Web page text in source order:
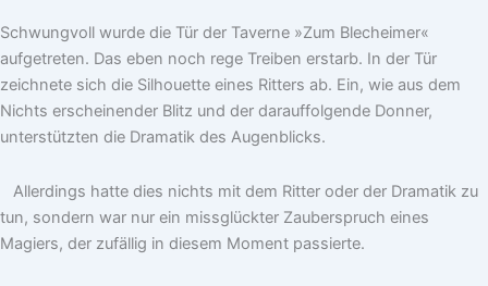
Schwungvoll wurde die Tür der Taverne »Zum Blecheimer«
aufgetreten. Das eben noch rege Treiben erstarb. In der Tür
zeichnete sich die Silhouette eines Ritters ab. Ein, wie aus dem
Nichts erscheinender Blitz und der darauffolgende Donner,
unterstützten die Dramatik des Augenblicks.
Allerdings hatte dies nichts mit dem Ritter oder der Dramatik zu
tun, sondern war nur ein missglückter Zauberspruch eines
Magiers, der zufällig in diesem Moment passierte.